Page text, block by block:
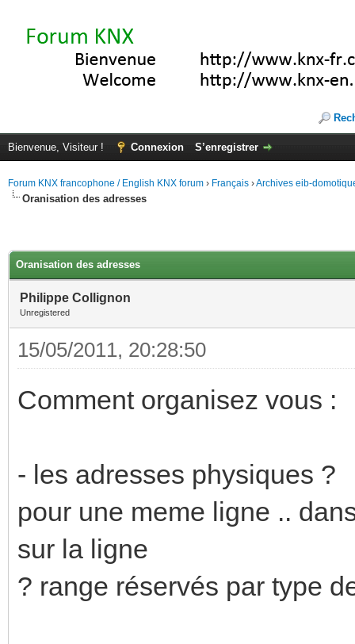
Bienvenue, Visiteur ! Connexion S’enregistrer
Forum KNX francophone / English KNX forum › Français ›Archives eib-
Oranisation des adresses
Oranisation des adresses
Philippe Collignon
Unregistered
15/05/2011, 20:28:50
Comment organisez vous :
- les adresses physiques ?
pour une meme ligne ..
sur la ligne
? range réservés par type